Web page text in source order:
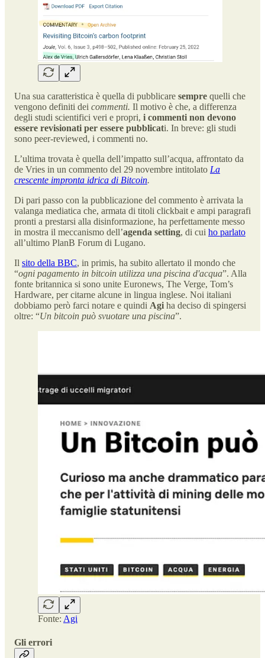
Una sua caratteristica è quella di pubblicare sempre quelli che
vengono definiti dei commenti. Il motivo è che, a differenza
degli studi scientifici veri e propri, i commenti non devono
essere revisionati per essere pubblicati. In breve: gli studi
sono peer-reviewed, i commenti no.
L’ultima trovata è quella dell’impatto sull’acqua, affrontato da
de Vries in un commento del 29 novembre intitolato La
crescente impronta idrica di Bitcoin.
Di pari passo con la pubblicazione del commento è arrivata la
valanga mediatica che, armata di titoli clickbait e ampi paragrafi
pronti a prestarsi alla disinformazione, ha perfettamente messo
in mostra il meccanismo dell’agenda setting, di cui ho parlato
all’ultimo PlanB Forum di Lugano.
Il sito della BBC, in primis, ha subito allertato il mondo che
“ogni pagamento in bitcoin utilizza una piscina d'acqua”. Alla
fonte britannica si sono unite Euronews, The Verge, Tom’s
Hardware, per citarne alcune in lingua inglese. Noi italiani
dobbiamo però farci notare e quindi Agi ha deciso di spingersi
oltre: “Un bitcoin può svuotare una piscina”.
Fonte: Agi
Gli errori